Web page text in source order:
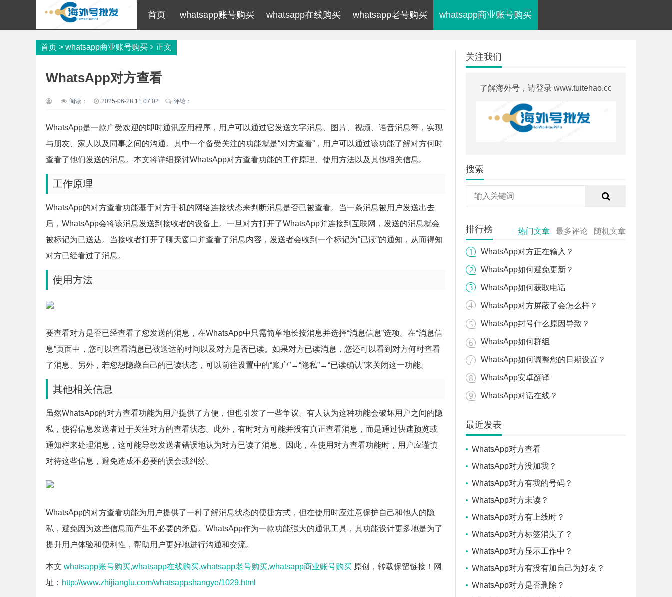
首页 whatsapp账号购买 whatsapp在线购买 whatsapp老号购买 whatsapp商业账号购买
首页 > whatsapp商业账号购买 正文
WhatsApp对方查看
阅读： 2025-06-28 11:07:02 评论：
WhatsApp是一款广受欢迎的即时通讯应用程序，用户可以通过它发送文字消息、图片、视频、语音消息等，实现
与朋友、家人以及同事之间的沟通。其中一个备受关注的功能就是“对方查看”，用户可以通过该功能了解对方何时
查看了他们发送的消息。本文将详细探讨WhatsApp对方查看功能的工作原理、使用方法以及其他相关信息。
工作原理
WhatsApp的对方查看功能基于对方手机的网络连接状态来判断消息是否已被查看。当一条消息被用户发送出去
后，WhatsApp会将该消息发送到接收者的设备上。一旦对方打开了WhatsApp并连接到互联网，发送的消息就会
被标记为已送达。当接收者打开了聊天窗口并查看了消息内容，发送者会收到一个标记为“已读”的通知，从而得知
对方已经看过了消息。
使用方法
要查看对方是否已经查看了您发送的消息，在WhatsApp中只需简单地长按消息并选择“消息信息”选项。在“消息信
息”页面中，您可以查看消息已被送达的时间以及对方是否已读。如果对方已读消息，您还可以看到对方何时查看
了消息。另外，若您想隐藏自己的已读状态，可以前往设置中的“账户”→“隐私”→“已读确认”来关闭这一功能。
其他相关信息
虽然WhatsApp的对方查看功能为用户提供了方便，但也引发了一些争议。有人认为这种功能会破坏用户之间的隐
私，使得信息发送者过于关注对方的查看状态。此外，有时对方可能并没有真正查看消息，而是通过快速预览或
通知栏来处理消息，这可能导致发送者错误地认为对方已读了消息。因此，在使用对方查看功能时，用户应谨慎
对待这些信息，避免造成不必要的误会或纠纷。
WhatsApp的对方查看功能为用户提供了一种了解消息状态的便捷方式，但在使用时应注意保护自己和他人的隐
私，避免因为这些信息而产生不必要的矛盾。WhatsApp作为一款功能强大的通讯工具，其功能设计更多地是为了
提升用户体验和便利性，帮助用户更好地进行沟通和交流。
本文 whatsapp账号购买,whatsapp在线购买,whatsapp老号购买,whatsapp商业账号购买 原创，转载保留链接！网
址： http://www.zhijianglu.com/whatsappshangye/1029.html
关注我们
了解海外号，请登录 www.tuitehao.cc
搜索
排行榜 热门文章 最多评论 随机文章
WhatsApp对方正在输入？
WhatsApp如何避免更新？
WhatsApp如何获取电话
WhatsApp对方屏蔽了会怎么样？
WhatsApp封号什么原因导致？
WhatsApp如何群组
WhatsApp如何调整您的日期设置？
WhatsApp安卓翻译
WhatsApp对话在线？
最近发表
WhatsApp对方查看
WhatsApp对方没加我？
WhatsApp对方有我的号码？
WhatsApp对方未读？
WhatsApp对方有上线时？
WhatsApp对方标签消失了？
WhatsApp对方显示工作中？
WhatsApp对方有没有加自己为好友？
WhatsApp对方是否删除？